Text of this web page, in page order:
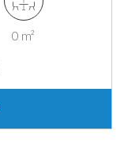
0 m²